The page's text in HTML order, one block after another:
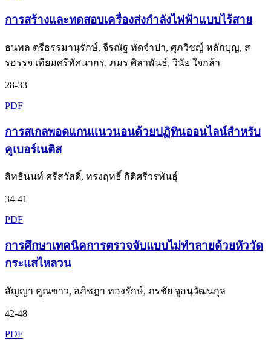
การสร้างและทดสอบเครื่องส่งกำลังไฟฟ้าแบบไร้สาย
ธนพล ตรีธรรมานุรักษ์, จีรณัฐ ทัดจำปา, ศุภวิชญ์ หลักบุญ, ส
รอรรจ เทียมศรีทัศนากร, ภมร ศิลาพันธ์, วินัย ใจกล้า
28-33
PDF
การสเกลพอดแกนแนวนอนด้วยปฏิทินออนไลน์สำหรับ
คูเบอร์เนติส
สิทธินนท์ ศรีสวัสดิ์, ทรงฤทธิ์ กิติศรีวรพันธุ์
34-41
PDF
การศึกษาเทคนิคการตรวจจับแบบไม่ทำลายด้วยหัววัด
กระแสไหลวน
สัญญา คูณขาว, อภิชฎา ทองรักษ์, ภรชัย จูอนุวัฒนกุล
42-48
PDF